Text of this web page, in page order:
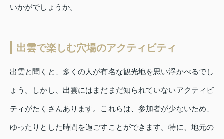
いかがでしょうか。
出雲で楽しむ穴場のアクティビティ
出雲と聞くと、多くの人が有名な観光地を思い浮かべるでし
ょう。しかし、出雲にはまだまだ知られていないアクティビ
ティがたくさんあります。これらは、参加者が少ないため、
ゆったりとした時間を過ごすことができます。特に、地元の